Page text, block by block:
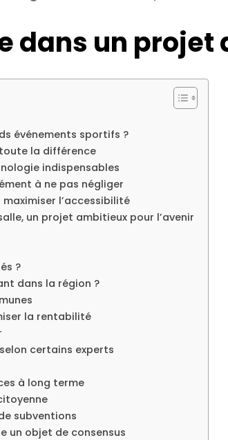
dans un
événements sportifs ?
la différence
indispensables
à ne pas négliger
l’accessibilité
un projet ambitieux pour l’avenir
?
dans la région ?
la rentabilité
certains experts
à long terme
subventions
un objet de consensus